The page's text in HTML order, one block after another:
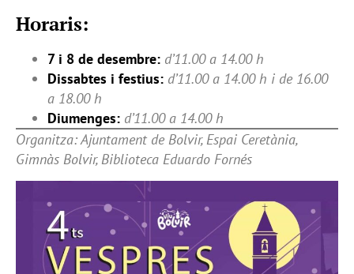
Horaris:
7 i 8 de desembre: d’11.00 a 14.00 h
Dissabtes i festius: d’11.00 a 14.00 h i de 16.00
a 18.00 h
Diumenges: d’11.00 a 14.00 h
Organitza: Ajuntament de Bolvir, Espai Ceretània,
Gimnàs Bolvir, Biblioteca Eduardo Fornés